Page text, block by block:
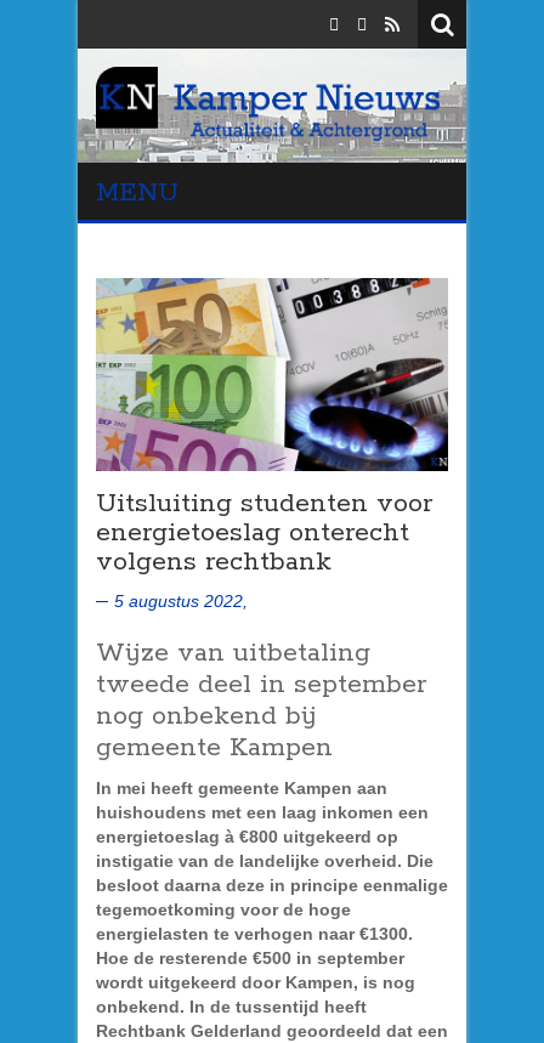
MENU
Uitsluiting studenten voor
energietoeslag onterecht
volgens rechtbank
5 augustus 2022,
Wijze van uitbetaling
tweede deel in september
nog onbekend bij
gemeente Kampen
In mei heeft gemeente Kampen aan
huishoudens met een laag inkomen een
energietoeslag à €800 uitgekeerd op
instigatie van de landelijke overheid. Die
besloot daarna deze in principe eenmalige
tegemoetkoming voor de hoge
energielasten te verhogen naar €1300.
Hoe de resterende €500 in september
wordt uitgekeerd door Kampen, is nog
onbekend. In de tussentijd heeft
Rechtbank Gelderland geoordeeld dat een